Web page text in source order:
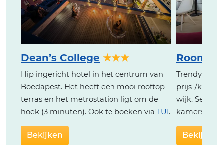
Dean’s College ★★★
Hip ingericht hotel in het centrum van
Boedapest. Het heeft een mooi rooftop
terras en het metrostation ligt om de
hoek (3 minuten). Ook te boeken via TUI.
Bekijken
Trendy
prijs-/
wijk.
kamers en
Bekijken